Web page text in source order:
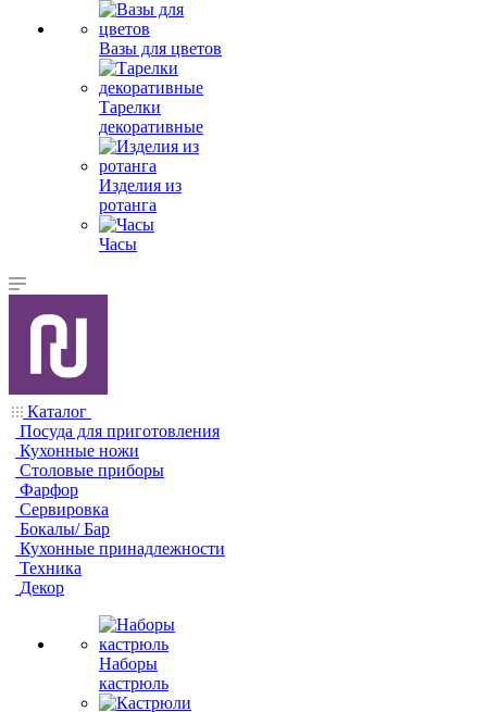
Вазы для цветов
Тарелки
декоративные
Изделия из
ротанга
Часы
Каталог
Посуда для приготовления
Кухонные ножи
Столовые приборы
Фарфор
Сервировка
Бокалы/ Бар
Кухонные принадлежности
Техника
Декор
Наборы
кастрюль